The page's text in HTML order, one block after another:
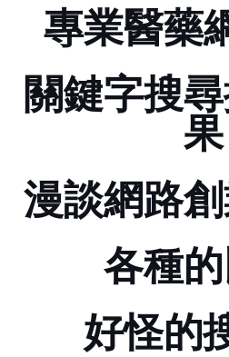
專業醫藥
關鍵字搜
果
漫談網路
各種blog
好怪的